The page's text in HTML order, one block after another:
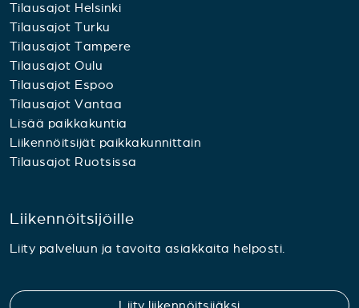
Tilausajot Helsinki
Tilausajot Turku
Tilausajot Tampere
Tilausajot Oulu
Tilausajot Espoo
Tilausajot Vantaa
Lisää paikkakuntia
Liikennöitsijät paikkakunnittain
Tilausajot Ruotsissa
Liikennöitsijöille
Liity palveluun ja tavoita asiakkaita helposti.
Liity liikennöitsijäksi